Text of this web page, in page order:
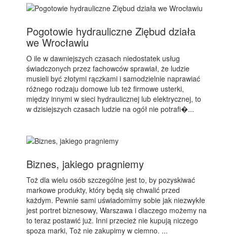
Pogotowie hydrauliczne Ziębud działa
we Wrocławiu
O ile w dawniejszych czasach niedostatek usług
świadczonych przez fachowców sprawiał, że ludzie
musieli być złotymi rączkami i samodzielnie naprawiać
różnego rodzaju domowe lub też firmowe usterki,
między innymi w sieci hydraulicznej lub elektrycznej, to
w dzisiejszych czasach ludzie na ogół nie potrafi�...
Biznes, jakiego pragniemy
Toż dla wielu osób szczególne jest to, by pozyskiwać
markowe produkty, który będą się chwalić przed
każdym. Pewnie sami uświadomimy sobie jak niezwykłe
jest portret biznesowy, Warszawa i dlaczego możemy na
to teraz postawić już. Inni przecież nie kupują niczego
spoza marki, Toż nie zakupimy w ciemno. ...